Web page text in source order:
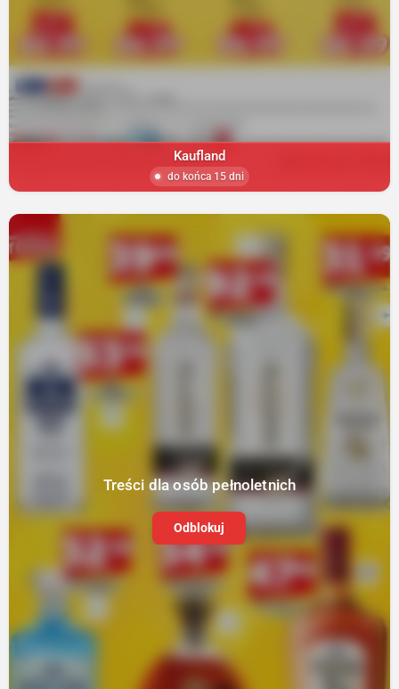
Kaufland
do końca 15 dni
Treści dla osób pełnoletnich
Odblokuj